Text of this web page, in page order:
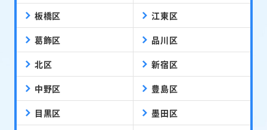
板橋区 江東区
葛飾区 品川区
北区 新宿区
中野区 豊島区
目黒区 墨田区